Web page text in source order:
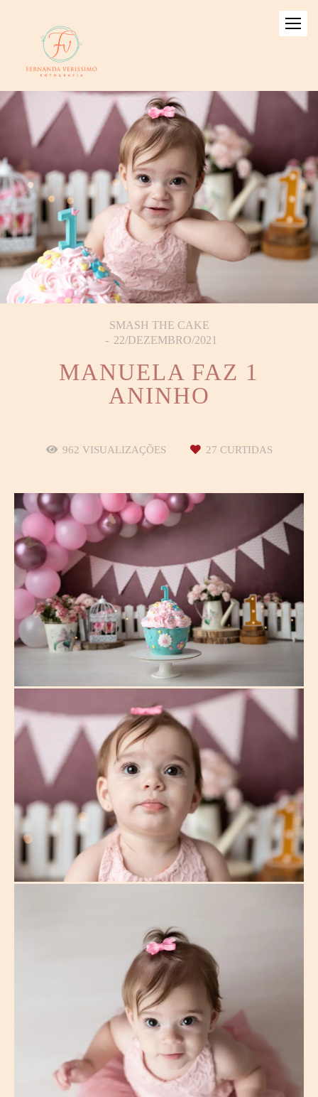
SMASH THE CAKE
22/DEZEMBRO/2021
MANUELA FAZ 1
ANINHO
962 VISUALIZAÇÕES 27 CURTIDAS